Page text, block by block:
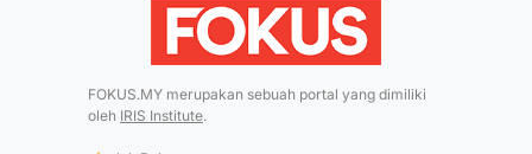
FOKUS.MY merupakan sebuah portal yang dimiliki
oleh IRIS Institute.